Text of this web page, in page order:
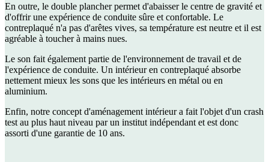
En outre, le double plancher permet d'abaisser le centre de gravité et
d'offrir une expérience de conduite sûre et confortable. Le
contreplaqué n'a pas d'arêtes vives, sa température est neutre et il est
agréable à toucher à mains nues.
Le son fait également partie de l'environnement de travail et de
l'expérience de conduite. Un intérieur en contreplaqué absorbe
nettement mieux les sons que les intérieurs en métal ou en
aluminium.
Enfin, notre concept d'aménagement intérieur a fait l'objet d'un crash
test au plus haut niveau par un institut indépendant et est donc
assorti d'une garantie de 10 ans.